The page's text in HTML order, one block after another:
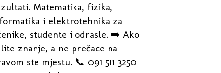
Matematika, fizika,
i elektrotehnika za
studente i odrasle. ➡️ Ako
znanje, a ne prečace na
ste mjestu. 📞 091 511 3250